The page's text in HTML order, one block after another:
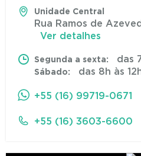
Unidade Central
Rua Ramos de
Ver detalhes
Segunda a sexta: das
Sábado: das 8h às
+55 (16) 99719-0671
+55 (16) 3603-6600